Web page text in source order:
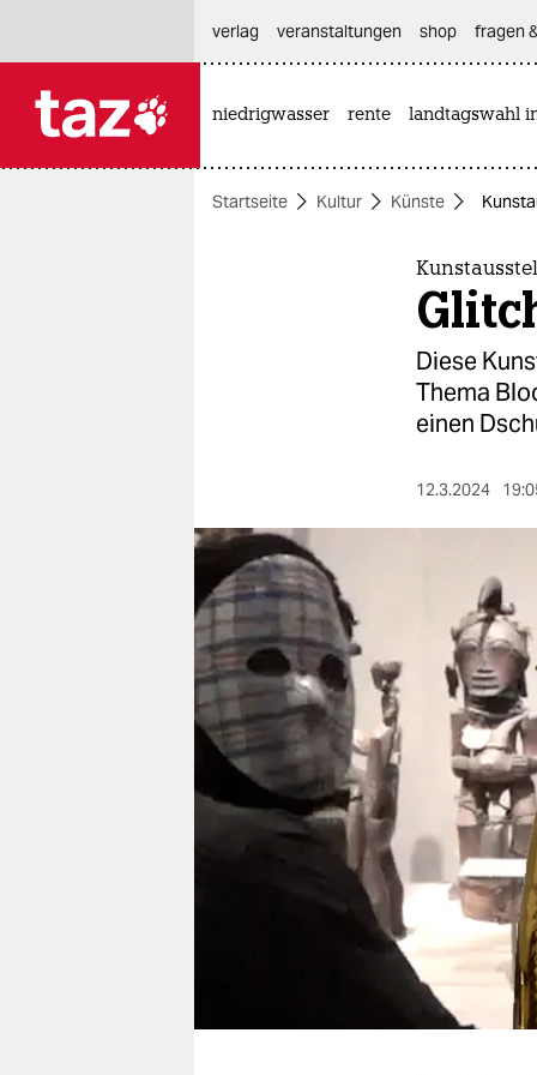
themen
berlin
nord
wahrheit
verlag
verlag
veranstaltungen
shop
genossenschaft
verlag
veranstaltungen shop fragen
niedrigwasser rente landtagswahl
Startseite Kultur Künste
Diese
Thema
einen
12.3.2024